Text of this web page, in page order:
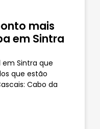
mais
em Sintra
Sintra que
que estão
Cabo da